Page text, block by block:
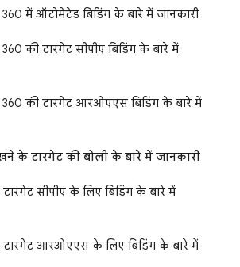
में ऑटोमेटेड बिडिंग के बारे में जानकारी
की टारगेट सीपीए बिडिंग के बारे में
360 की टारगेट आरओएएस बिडिंग के बारे में
के टारगेट की बोली के बारे में जानकारी
सीपीए के लिए बिडिंग के बारे में
टारगेट आरओएएस के लिए बिडिंग के बारे में